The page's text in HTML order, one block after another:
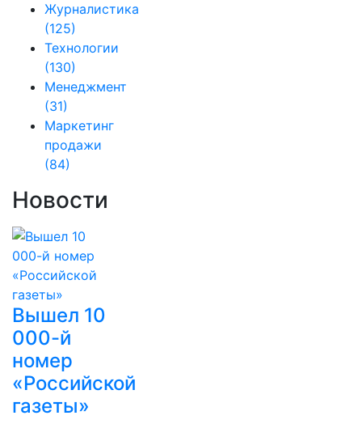
Журналистика
(125)
Технологии
(130)
Менеджмент
(31)
Маркетинг
продажи
(84)
Новости
Вышел 10
000-й
номер
«Российской
газеты»